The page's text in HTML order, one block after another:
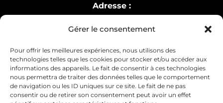
Gérer le consentement
Pour offrir les meilleures expériences, nous utilisons des
technologies telles que les cookies pour stocker et/ou accéder aux
informations des appareils. Le fait de consentir à ces technologies
nous permettra de traiter des données telles que le comportement
de navigation ou les ID uniques sur ce site. Le fait de ne pas
consentir ou de retirer son consentement peut avoir un effet
Adresse :
Horaires d’ouverture
Lundi-Vendredi :9h30-12h30 /14h-18h
Samedi : 10h30-13h30